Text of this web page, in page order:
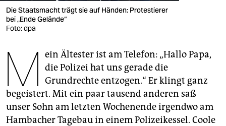
shop
fragen & hilfe
unterstützen
abo
genossenschaft
epaper login
Die Staatsmacht trägt sie auf Händen: Protestierer
bei „Ende Gelände“
Foto: dpa
M ein Ältester ist am Telefon: „Hallo Papa,
die Polizei hat uns gerade die
Grundrechte entzogen.“ Er klingt ganz
begeistert. Mit ein paar tausend anderen saß
unser Sohn am letzten Wochenende irgendwo am
Hambacher Tagebau in einem Polizeikessel. Coole